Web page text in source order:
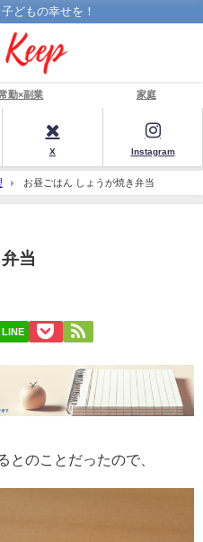
どもの幸せを！
勤×副業 家庭
X Instagram
お昼ごはん しょうが焼き弁当
当
LINE
とのことだったので、